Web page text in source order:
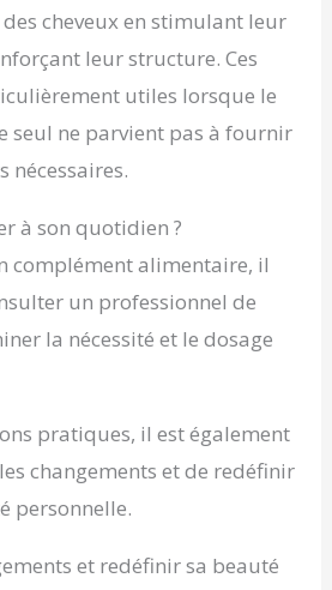
cheveux en stimulant leur
leur structure. Ces
utiles lorsque le
seul ne parvient pas à fournir
nécessaires.
à son quotidien ?
complément alimentaire, il
un professionnel de
la nécessité et le dosage
pratiques, il est également
changements et de redéfinir
personnelle.
et redéfinir sa beauté